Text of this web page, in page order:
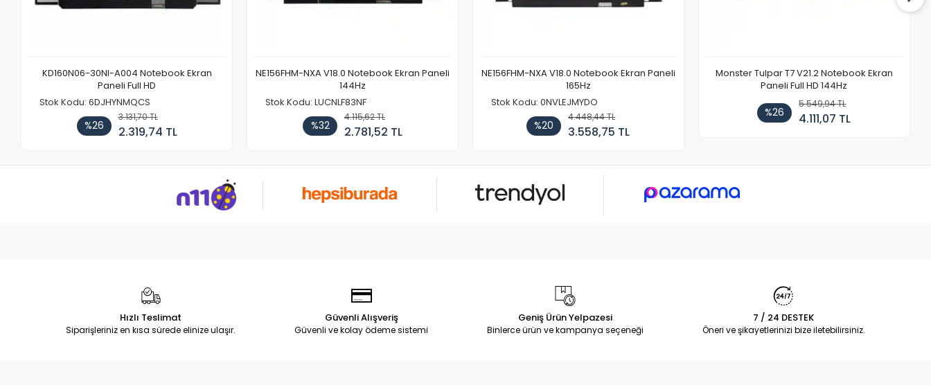
KD160N06-30NI-A004 Notebook Ekran
Paneli Full HD
Stok Kodu: 6DJHYNMQCS
%26
3.131,70 TL
2.319,74 TL
NE156FHM-NXA V18.0 Notebook Ekran Paneli
144Hz
Stok Kodu: LUCNLF83NF
%32
4.115,62 TL
2.781,52 TL
NE156FHM-NXA V18.0 Notebook Ekran Paneli
165Hz
Stok Kodu: 0NVLEJMYDO
%20
4.448,44 TL
3.558,75 TL
Monster Tulpar T7 V21.2 Notebook Ekran
Paneli Full HD 144Hz
%26
5.549,94 TL
4.111,07 TL
Hızlı Teslimat
Siparişleriniz en kısa sürede elinize ulaşır.
Güvenli Alışveriş
Güvenli ve kolay ödeme sistemi
Geniş Ürün Yelpazesi
Binlerce ürün ve kampanya seçeneği
7 / 24 DESTEK
Öneri ve şikayetlerinizi bize iletebilirsiniz.